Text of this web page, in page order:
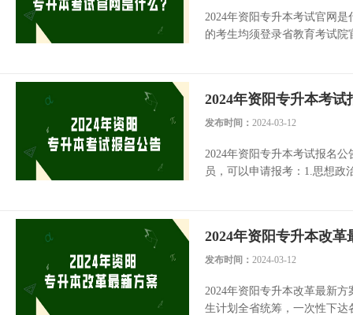
2024年资阳专升本考试官网是
的考生均须登录省教育考试院
2024年资阳专升本考试
发布时间： 2024-03-12
2024年资阳专升本考试报名
员，可以申请报考：1.思想政
2024年资阳专升本改革
发布时间： 2024-03-12
2024年资阳专升本改革最新
生计划全省统筹，一次性下